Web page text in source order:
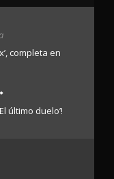
completa en
último duelo’!